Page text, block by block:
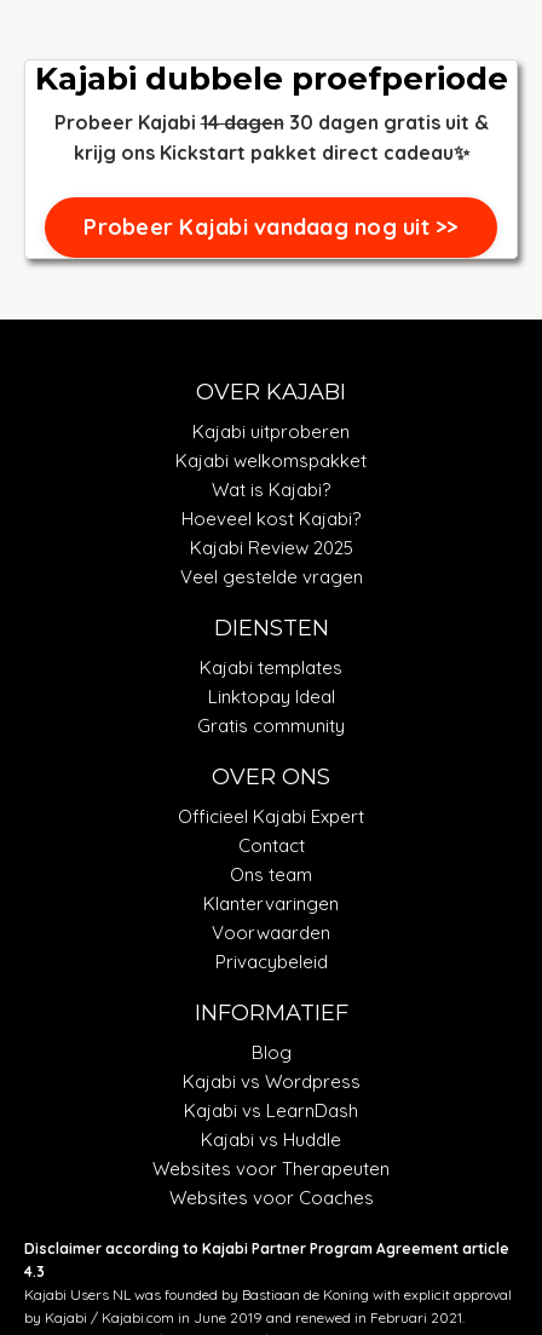
Kajabi dubbele proefperiode
Probeer Kajabi14 dagen30 dagen gratis uit &
krijg ons Kickstart pakket direct cadeau✨
Probeer Kajabi vandaag nog uit >>
OVER KAJABI
Kajabi uitproberen
Kajabi welkomspakket
Wat is Kajabi?
Hoeveel kost Kajabi?
Kajabi Review 2025
Veel gestelde vragen
DIENSTEN
Kajabi templates
Linktopay Ideal
Gratis community
OVER ONS
Officieel Kajabi Expert
Contact
Ons team
Klantervaringen
Voorwaarden
Privacybeleid
INFORMATIEF
Blog
Kajabi vs Wordpress
Kajabi vs LearnDash
Kajabi vs Huddle
Websites voor Therapeuten
Websites voor Coaches
Disclaimer according to Kajabi Partner Program Agreement article
4.3
Kajabi Users NL was founded by Bastiaan de Koning with explicit approval
by Kajabi / Kajabi.com in June 2019 and renewed in Februari 2021.